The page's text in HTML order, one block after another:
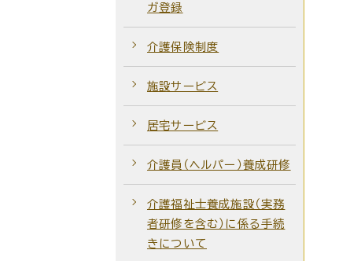
ガ登録
介護保険制度
施設サービス
居宅サービス
介護員（ヘルパー）養成研修
介護福祉士養成施設（実務
者研修を含む）に係る手続
きについて